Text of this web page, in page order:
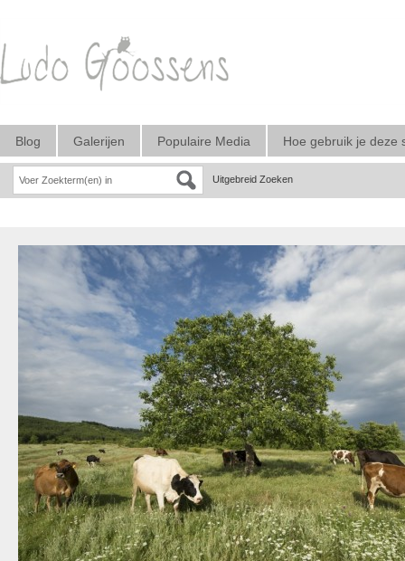
Blog Galerijen Populaire Media Hoe gebruik je deze
Uitgebreid Zoeken